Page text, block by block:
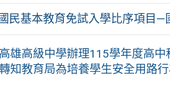
民基本教育免試入學比序項目—
高雄高級中學辦理115學年度高
知教育局為培養學生安全用路